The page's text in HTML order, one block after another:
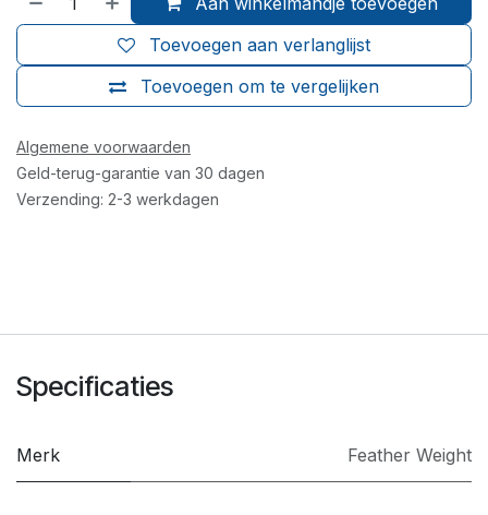
Toevoegen om te vergelijken
Toevoegen aan verlanglijst
Algemene voorwaarden
Geld-terug-garantie van 30 dagen
Verzending: 2-3 werkdagen
Specificaties
Merk Feather Weight